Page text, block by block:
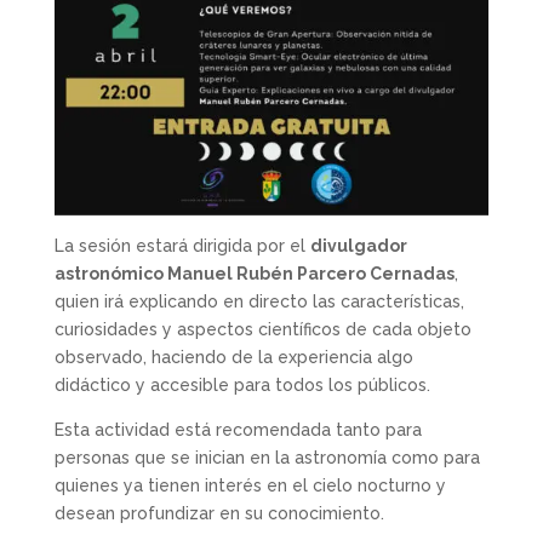
La sesión estará dirigida por el divulgador
astronómico Manuel Rubén Parcero Cernadas,
quien irá explicando en directo las características,
curiosidades y aspectos científicos de cada objeto
observado, haciendo de la experiencia algo
didáctico y accesible para todos los públicos.
Esta actividad está recomendada tanto para
personas que se inician en la astronomía como para
quienes ya tienen interés en el cielo nocturno y
desean profundizar en su conocimiento.